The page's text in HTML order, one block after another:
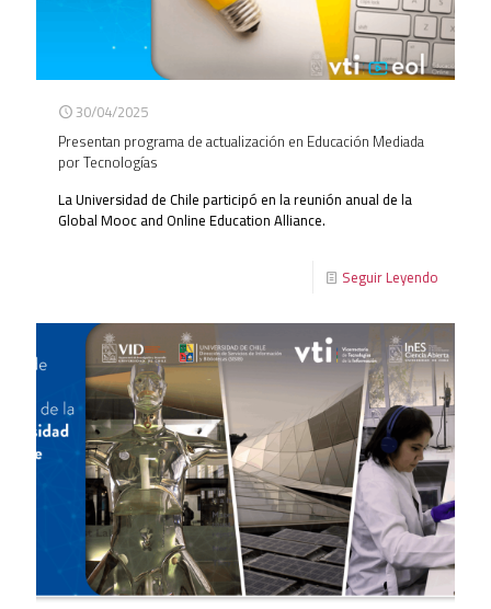
30/04/2025
Presentan programa de actualización en Educación Mediada
por Tecnologías
La Universidad de Chile participó en la reunión anual de la
Global Mooc and Online Education Alliance.
Seguir Leyendo